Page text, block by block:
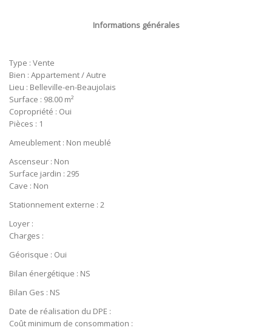
Informations générales
Type : Vente
Bien : Appartement / Autre
Lieu : Belleville-en-Beaujolais
Surface : 98.00 m²
Copropriété : Oui
Pièces : 1
Ameublement : Non meublé
Ascenseur : Non
Surface jardin : 295
Cave : Non
Stationnement externe : 2
Loyer :
Charges :
Géorisque : Oui
Bilan énergétique : NS
Bilan Ges : NS
Date de réalisation du DPE :
Coût minimum de consommation :